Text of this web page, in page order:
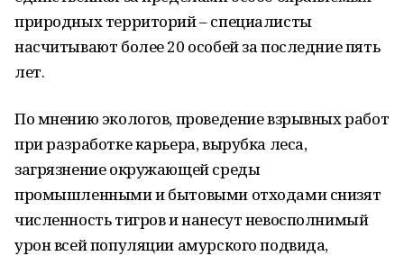
природных территорий – специалисты
насчитывают более 20 особей за последние пять
лет.
По мнению экологов, проведение взрывных работ
при разработке карьера, вырубка леса,
загрязнение окружающей среды
промышленными и бытовыми отходами снизят
численность тигров и нанесут невосполнимый
урон всей популяции амурского подвида,